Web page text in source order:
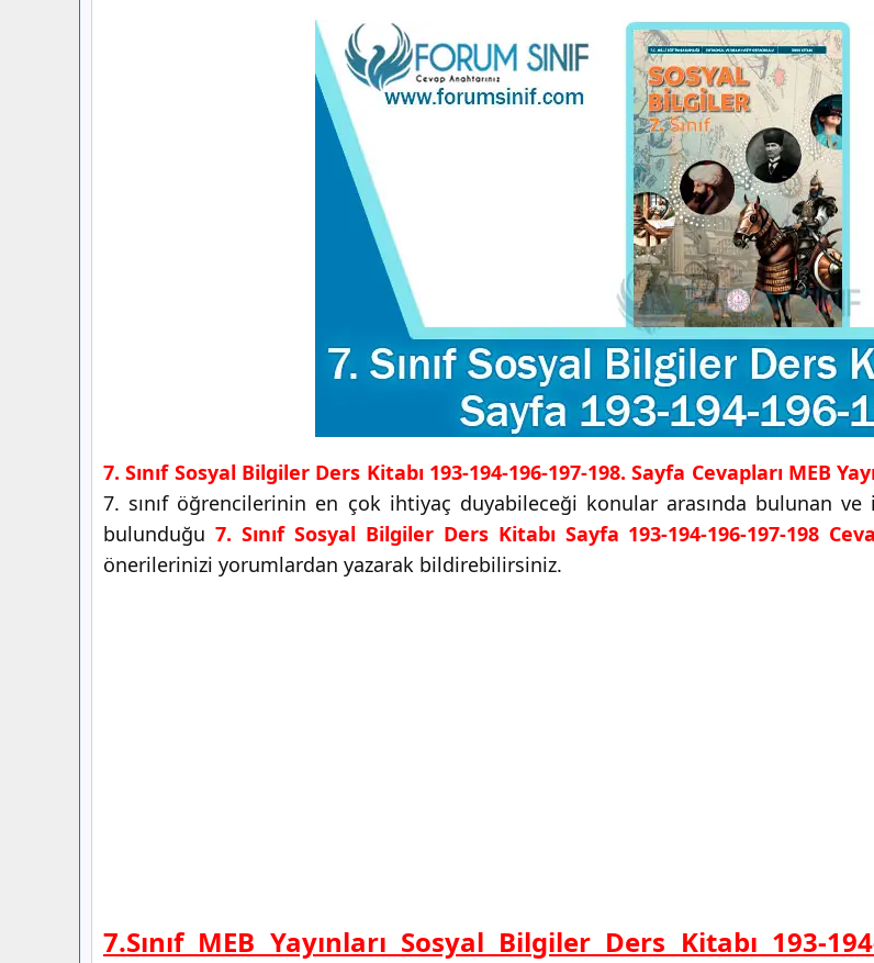
7. Sınıf Sosyal Bilgiler Ders Kitabı 193-194-196-197-198. Sayfa Cevapları MEB
7. sınıf öğrencilerinin en çok ihtiyaç duyabileceği konular arasında bulunan ve
bulunduğu 7. Sınıf Sosyal Bilgiler Ders Kitabı Sayfa 193-194-196-197-198
önerilerinizi yorumlardan yazarak bildirebilirsiniz.
7.Sınıf MEB Yayınları Sosyal Bilgiler Ders Kitabı 193-